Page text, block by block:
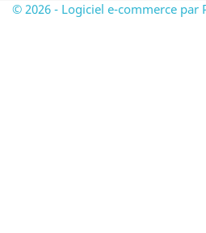
© 2026 - Logiciel e-commerce par